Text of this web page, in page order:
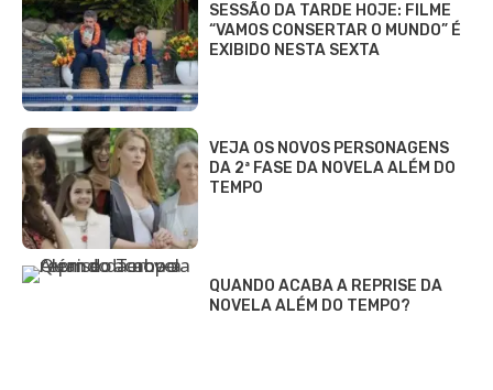
SESSÃO DA TARDE HOJE: FILME
“VAMOS CONSERTAR O MUNDO” É
EXIBIDO NESTA SEXTA
VEJA OS NOVOS PERSONAGENS
DA 2ª FASE DA NOVELA ALÉM DO
TEMPO
QUANDO ACABA A REPRISE DA
NOVELA ALÉM DO TEMPO?